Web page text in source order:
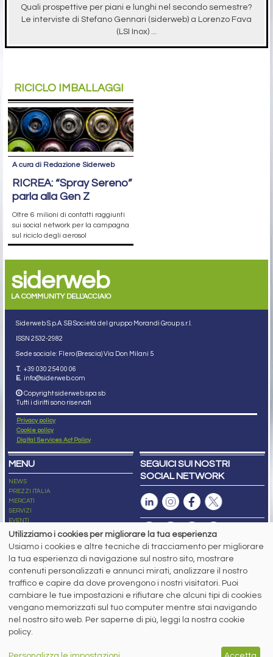
Quali prospettive per piani e lunghi nel secondo semestre?
Le interviste di Stefano Gennari (siderweb) a Lorenzo Fava
(LSI Inox) ...
RICICLO IMBALLAGGI
A cura di Redazione Siderweb
RICREA: “Spray Sereno”
parla alla Gen Z
Oltre 6 milioni di contatti raggiunti
sui social network per la campagna
sul riciclo degli aerosol
siderweb
LA COMMUNITY DELL'ACCIAIO
Siderweb S.p.A. SB Società del gruppo Morandi Group s.r.l.
ISSN 2532-2982
Sede sociale: Flero (Brescia) Via Don Milani 5
T. +39 030 254 00 06
E. info@siderweb.com
Copyright siderweb spa sb
Tutti i diritti sono riservati
Privacy policy
Cookie policy
Digital Services Act Policy
MENU
NEWS
PREZZI ITALIA
MERCATI
SERVIZI
EVENTI
ABBONAMENTI
NEWSLETTER
SEGUICI SUI NOSTRI
SOCIAL NETWORK
Capitale Sociale: 190.000€ interamente versato
Registro delle Imprese di Brescia
Codice Fiscale e Partita I.V.A.:IT03562320170
R.E.A. n. 419331
www.siderweb.com: Autorizzazione del Tribunale di Brescia n. 11/2004 del 17
marzo 2004, Iscrizione al R.O.C. n. 26116.
Direttrice Responsabile:
Elisa Bonomelli
Utilizziamo i cookies per migliorare la tua esperienza
Usiamo i cookies e altre tecniche di tracciamento per migliorare
la tua esperienza di navigazione sul nostro sito, mostrare
contenuti personalizzati e annunci mirati, analizzare il nostro
traffico e capire da dove provengono i nostri visitatori. Puoi
cambiare le tue impostazioni e rifiutare che alcuni tipi di cookies
vengano memorizzati sul tuo computer mentre stai navigando
nel nostro sito web. Per saperne di più, leggi la nostra cookie
policy.